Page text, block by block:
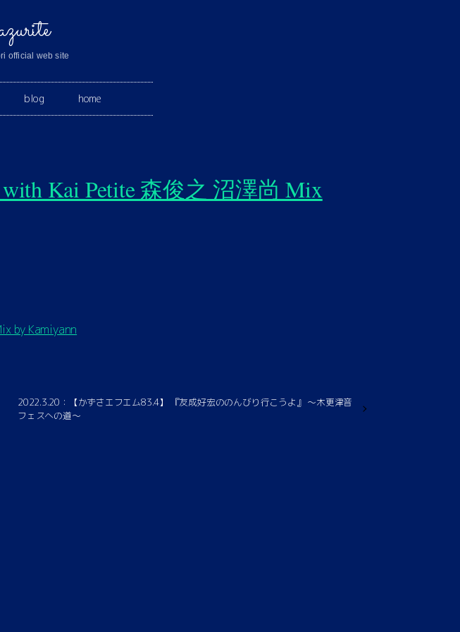
official web site
blog home
Kai Petite 森俊之 沼澤尚 Mix
by Kamiyann
2022.3.20：【かずさエフエム83.4】 『友成好宏ののんびり行こうよ』 〜木更津音
フェスへの道〜